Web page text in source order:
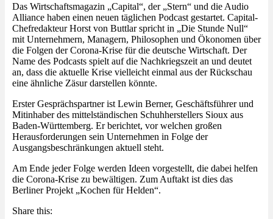
Das Wirtschaftsmagazin „Capital“, der „Stern“ und die Audio
Alliance haben einen neuen täglichen Podcast gestartet. Capital-
Chefredakteur Horst von Buttlar spricht in „Die Stunde Null“
mit Unternehmern, Managern, Philosophen und Ökonomen über
die Folgen der Corona-Krise für die deutsche Wirtschaft. Der
Name des Podcasts spielt auf die Nachkriegszeit an und deutet
an, dass die aktuelle Krise vielleicht einmal aus der Rückschau
eine ähnliche Zäsur darstellen könnte.
Erster Gesprächspartner ist Lewin Berner, Geschäftsführer und
Mitinhaber des mittelständischen Schuhherstellers Sioux aus
Baden-Württemberg. Er berichtet, vor welchen großen
Herausforderungen sein Unternehmen in Folge der
Ausgangsbeschränkungen aktuell steht.
Am Ende jeder Folge werden Ideen vorgestellt, die dabei helfen
die Corona-Krise zu bewältigen. Zum Auftakt ist dies das
Berliner Projekt „Kochen für Helden“.
Share this: